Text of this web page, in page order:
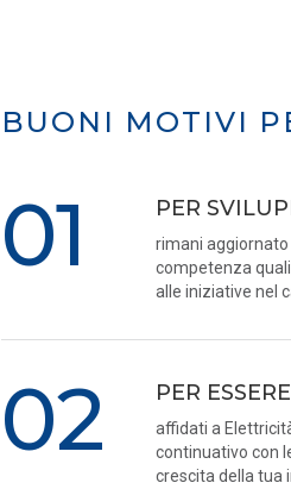
BUONI MOTIVI
01 PER
rimani
competenza
alle iniziative nel
02 PER
affidati a
continuativo con
crescita della tua